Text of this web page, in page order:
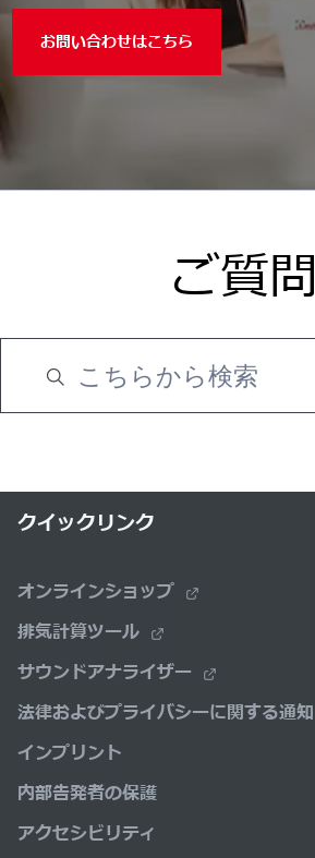
お問い合わせはこちら
ご質問
クイックリンク
オンラインショップ
排気計算ツール
サウンドアナライザー
法律およびプライバシーに関する通知
インプリント
内部告発者の保護
アクセシビリティ